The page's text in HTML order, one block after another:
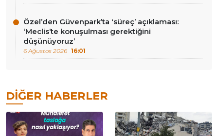
Özel’den Güvenpark’ta ‘süreç’ açıklaması:
‘Meclis’te konuşulması gerektiğini
düşünüyoruz’
6 Ağustos 2026 16:01
DIĞER HABERLER